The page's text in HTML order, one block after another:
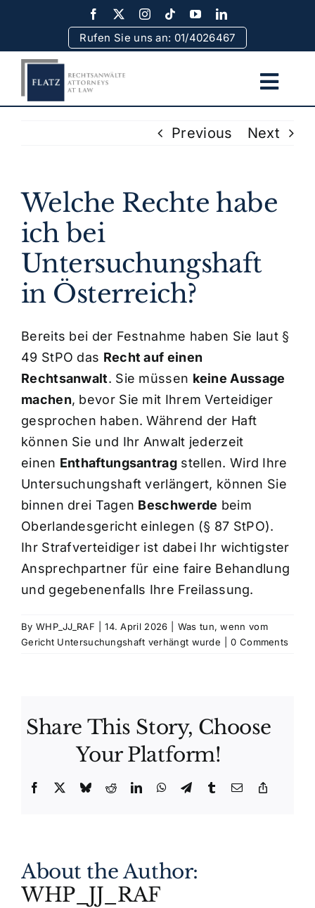
content
Rufen Sie uns an: 01/4026467
Rechtsgebiete
Erfolge
Kosten
Kontakt
Previous Next
Welche Rechte habe
ich bei
Untersuchungshaft
in Österreich?
Bereits bei der Festnahme haben Sie laut §
49 StPO das Recht auf einen
Rechtsanwalt. Sie müssen keine Aussage
machen, bevor Sie mit Ihrem Verteidiger
gesprochen haben. Während der Haft
können Sie und Ihr Anwalt jederzeit
einen Enthaftungsantragstellen. Wird Ihre
Untersuchungshaft verlängert, können Sie
binnen drei Tagen Beschwerde beim
Oberlandesgericht einlegen (§ 87 StPO).
Ihr Strafverteidiger ist dabei Ihr wichtigster
Ansprechpartner für eine faire Behandlung
und gegebenenfalls Ihre Freilassung.
By WHP_JJ_RAF 14. April 2026
Was tun, wenn vom
Gericht Untersuchungshaft verhängt wurde
0 Comments
Share This Story, Choose
Your Platform!
Facebook BlueskyRedditLinkedInWhatsApp
TelegramTumblrEmail
About the Author:
WHP_JJ_RAF